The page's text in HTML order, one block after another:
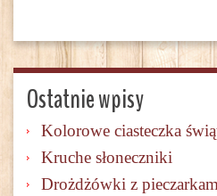
Ostatnie wpisy
Kolorowe ciasteczka
Kruche słoneczniki
Drożdżówki z